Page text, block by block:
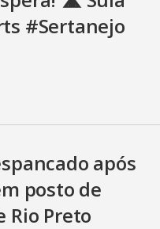
#Sertanejo
após
posto de
Rio Preto